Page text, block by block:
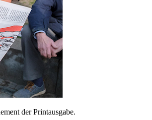
der Printausgabe.